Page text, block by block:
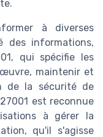
à diverses
des informations,
qui spécifie les
maintenir et
de la sécurité de
est reconnue
à gérer la
qu'il s'agisse